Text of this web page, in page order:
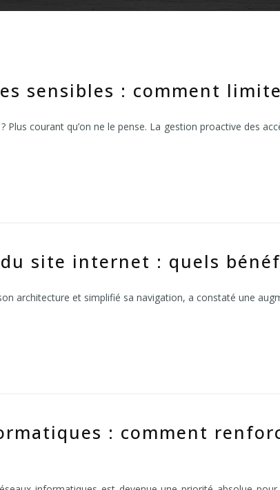
sensibles : comment
Plus courant qu’on ne le pense. La gestion proactive des
site internet : quels
architecture et simplifié sa navigation, a constaté une
: comment